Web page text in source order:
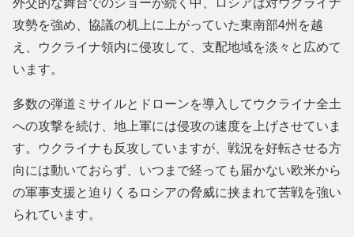
攻勢を強め、協議の机上に上がっていた東南部4州を越
え、ウクライナ領内に侵攻して、支配地域を淡々と広めて
います。
多数の弾道ミサイルとドローンを導入してウクライナ全土
への攻撃を続け、地上軍には侵攻の速度を上げさせていま
す。ウクライナも反攻していますが、戦況を好転させる方
向には動いておらず、いつまで経っても届かない欧米から
の軍事支援と迫りくるロシアの脅威に挟まれて苦戦を強い
られています。